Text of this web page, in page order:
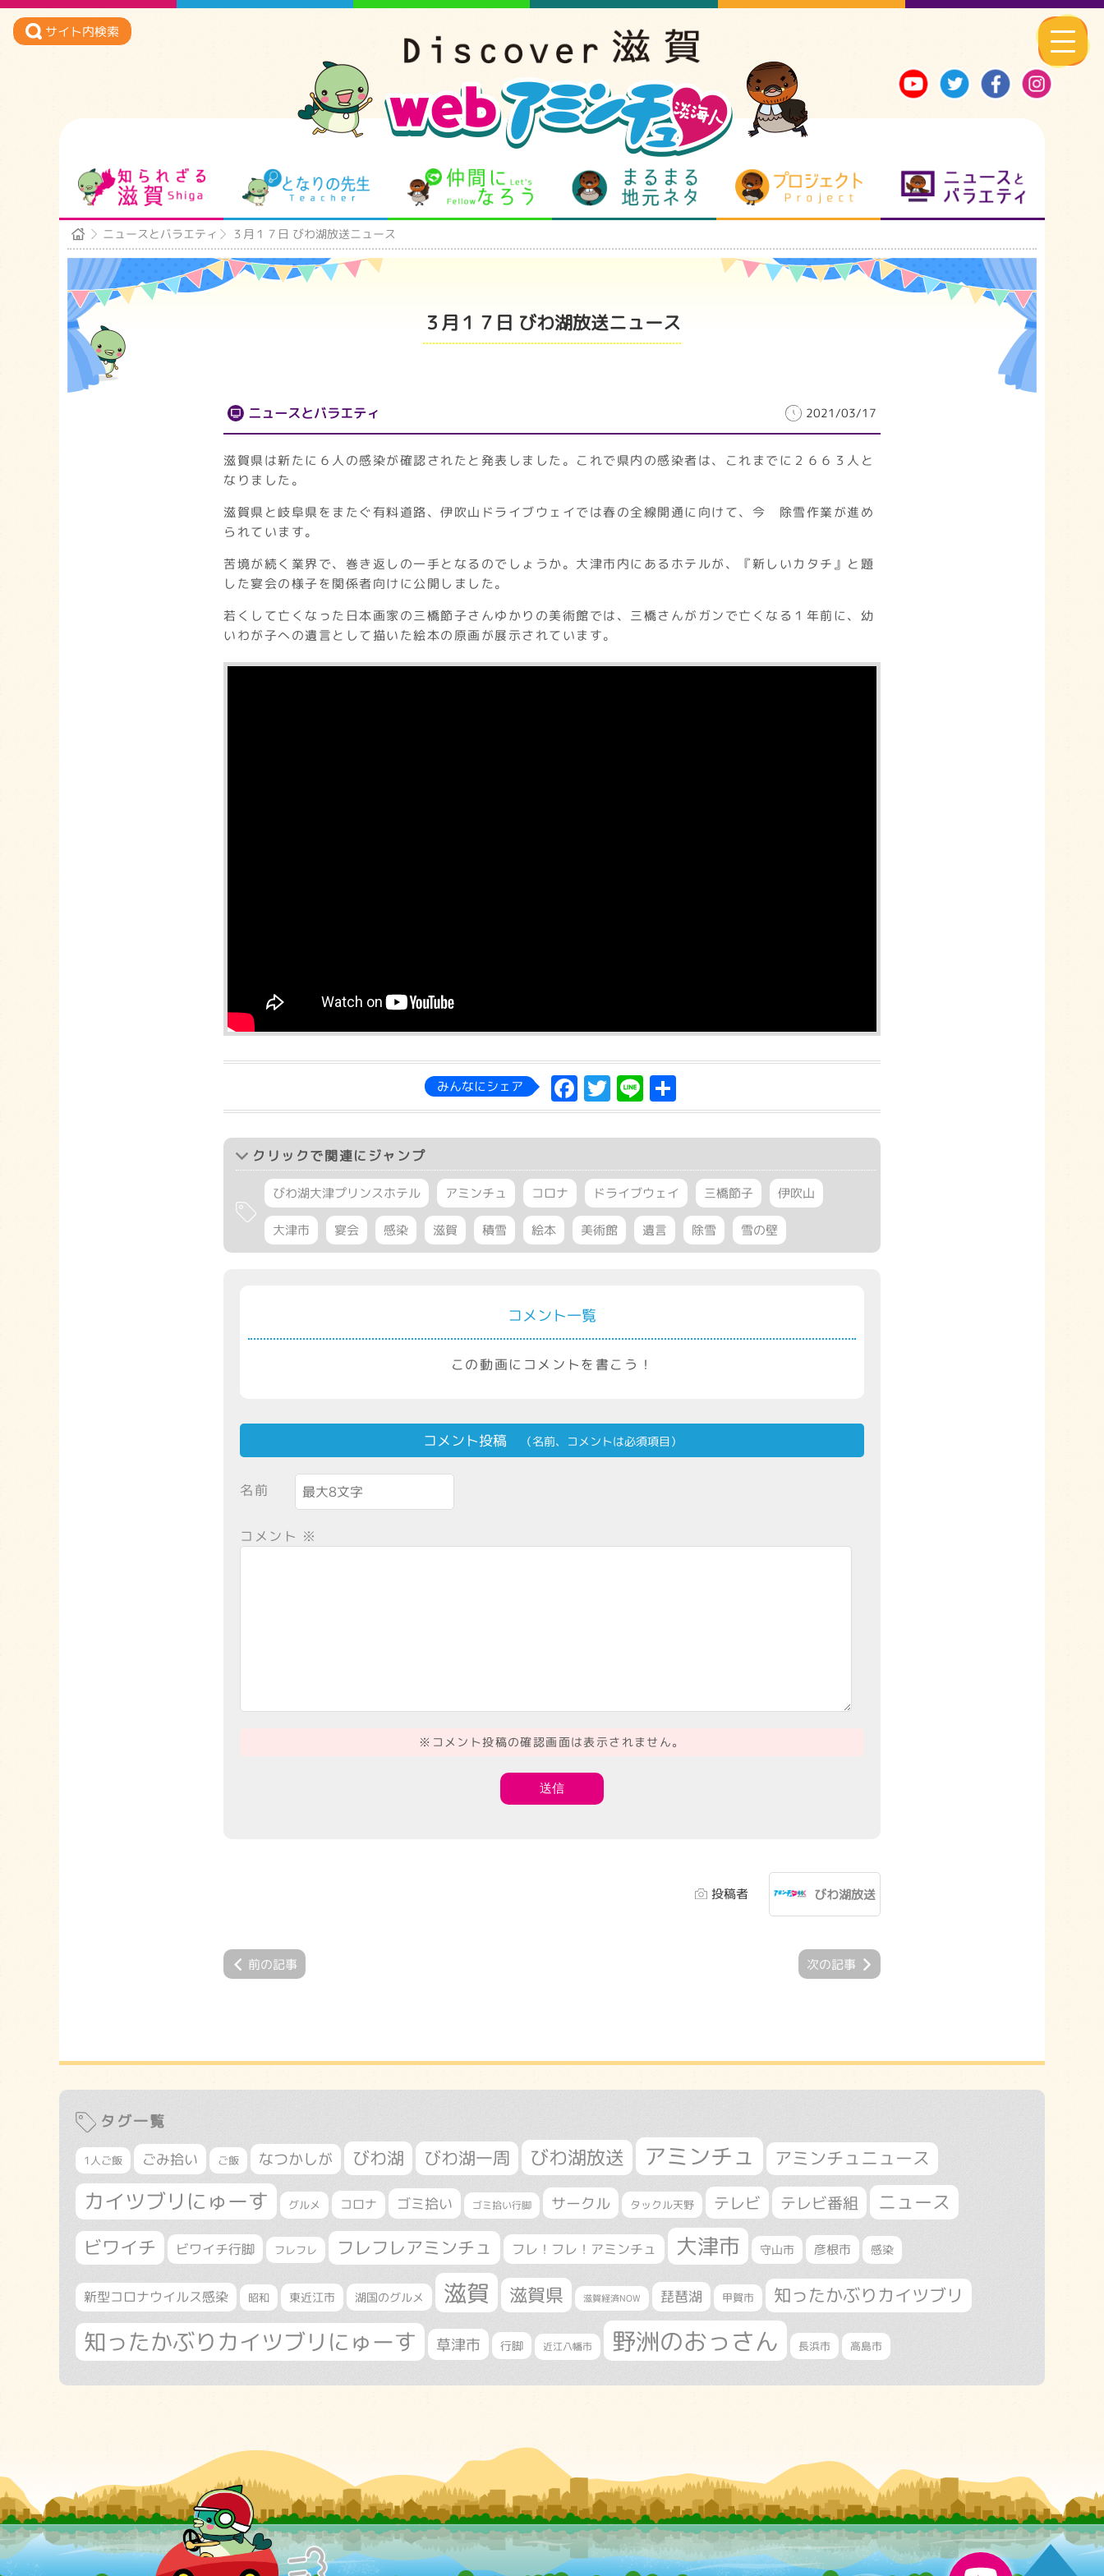
サイト内検索
知られざる滋賀 となりの先生 仲間になろう まるまる地元ネタ プロジェクト
ニュースとバラエティ ３月１７日 びわ湖放送ニュース
３月１７日 びわ湖放送ニュース
ニュースとバラエティ 2021/03/17
滋賀県は新たに６人の感染が確認されたと発表しました。これで県内の感染者は、これまでに２６６３人と
なりました。
滋賀県と岐阜県をまたぐ有料道路、伊吹山ドライブウェイでは春の全線開通に向けて、今 除雪作業が進め
られています。
苦境が続く業界で、巻き返しの一手となるのでしょうか。大津市内にあるホテルが、『新しいカタチ』と題
した宴会の様子を関係者向けに公開しました。
若くして亡くなった日本画家の三橋節子さんゆかりの美術館では、三橋さんがガンで亡くなる１年前に、幼
いわが子への遺言として描いた絵本の原画が展示されています。
みんなにシェア Facebook
Twitter
Line
有
クリックで関連にジャンプ
びわ湖大津プリンスホテル アミンチュ コロナ ドライブウェイ 三橋節子 伊吹山
大津市 宴会 感染 滋賀 積雪 絵本 美術館 遺言 除雪 雪の壁
コメント一覧
この動画にコメントを書こう！
コメント投稿 （名前、コメントは必須項目）
名前
コメント ※
※コメント投稿の確認画面は表示されません。
投稿者 びわ湖放送
前の記事 次の記事
タグ一覧
1人ご飯 ごみ拾い ご飯 なつかしが びわ湖 びわ湖一周 びわ湖放送 アミンチュ アミンチュニュース
カイツブリにゅーす グルメ コロナ ゴミ拾い ゴミ拾い行脚 サークル タックル天野 テレビ テレビ番組 ニュース
ビワイチ ビワイチ行脚 フレフレ フレフレアミンチュ フレ！フレ！アミンチュ 大津市 守山市 彦根市 感染
新型コロナウイルス感染 昭和 東近江市 湖国のグルメ 滋賀 滋賀県 滋賀経済NOW 琵琶湖 甲賀市 知ったかぶりカイツブリ
知ったかぶりカイツブリにゅーす 草津市 行脚 近江八幡市 野洲のおっさん 長浜市 高島市